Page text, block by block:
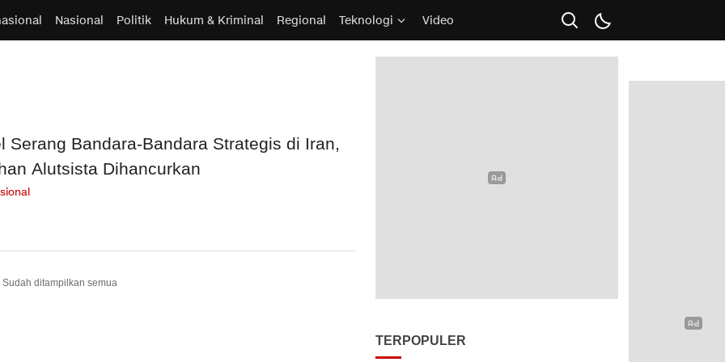
Nasional Politik Hukum & Kriminal Regional Teknologi Video
Serang Bandara-Bandara Strategis di Iran,
Alutsista Dihancurkan
Sudah ditampilkan semua
TERPOPULER